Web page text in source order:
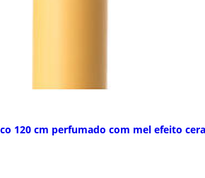
120 cm perfumado com mel efeito